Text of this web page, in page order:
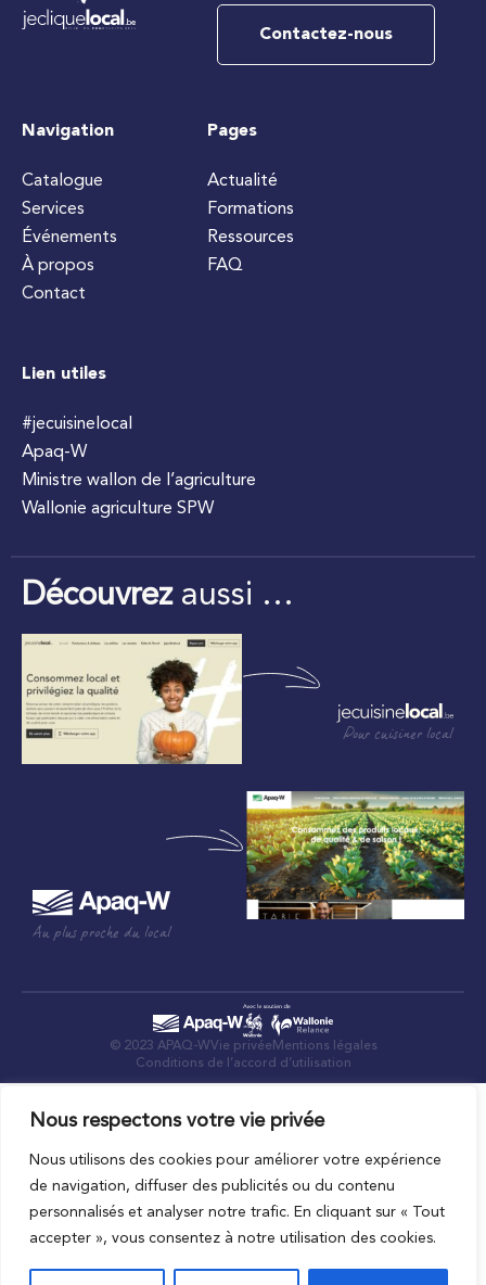
Nous respectons votre vie privée
Nous utilisons des cookies pour améliorer votre expérience
de navigation, diffuser des publicités ou du contenu
personnalisés et analyser notre trafic. En cliquant sur « Tout
accepter », vous consentez à notre utilisation des cookies.
Contactez-nous
Navigation
Catalogue
Services
Événements
À propos
Contact
Pages
Actualité
Formations
Ressources
FAQ
Lien utiles
#jecuisinelocal
Apaq-W
Ministre wallon de l’agriculture
Wallonie agriculture SPW
Découvrezaussi …
Pour cuisiner local
Au plus proche du local
© 2023 APAQ-WVie privée Mentions légales
Conditions de l’accord d’utilisation